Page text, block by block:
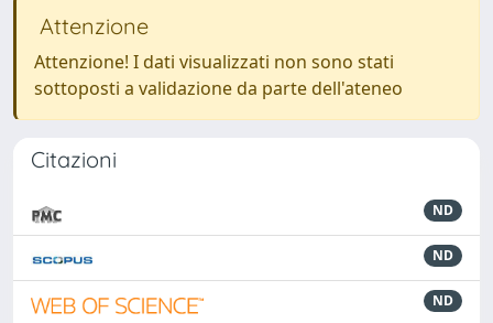
Attenzione
Attenzione! I dati visualizzati non sono stati
sottoposti a validazione da parte dell'ateneo
Citazioni
ND
ND
ND